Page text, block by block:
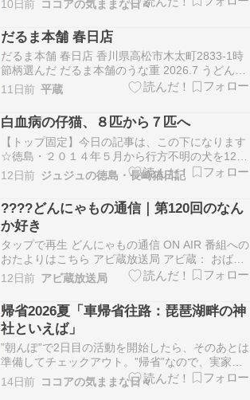
路”を南下したら京都入り。そこにある『マール
ブランシュ ロマンの森』さんで実家へのお土産を
買って、いよいよ高速へ〓。そのまま一気に徳島
へ行く事も出来…
10日前 ココアの気ままな日々
だるま本舗 春日店
だるま本舗 春日店 香川県高松市木太町2833-1時
節柄選んだ だるま本舗のうな重 2026.7 うどん県
香川の高松市春日町にあるだるま本舗 春日店で昼
食をとりました。だるま本舗は、香川県内で飲食
店を展開している贔屓屋が運営する居酒屋です。
これまでに『だるま本舗 円座店』と、閉…
11日前 平蔵
白血病の仔猫、８匹から７匹へ
【トップ固定】今日の記事は、この下になります
☆徳島・２０１４年５月から行方不明の犬を12年
探しています ↑ ↑詳細はWEBサイトに記載してい
ます。（※2026年10月末で閉鎖します。）※２
０２６年５月、行方不明から１２年で、グーちゃ
ん捜索に区切りを付けました。私の足を使っての
捜索…
12日前 ジュジュの徳島・長崎猫日記
????どんにゃもの通信｜第120回のなん
か好き
タップで再生 どんにゃもの通信 ON AIR 番組への
おたよりはこちら アビ蔵放送局 アビ蔵： おばん
です。 アビ蔵： 今日のお題は 「あなたにとっ
て、なんか好きって、どんなものですか？」です
アビ蔵： 徳島県のネコのしっぽさんからのおたよ
りです。 アビ蔵： 好きって「そのまま…
12日前 アビ蔵放送局
帰省2026夏「車帰省往路：琵琶湖畔の神
社といえば」
”朝んぽ”で2日目の活動を開始したら、そのあとは
準備してチェックアウト。”帰省”なので、実家方
面へ進んで行かないとね〓。昨年もそんな事を思
いながら、福井県へ大回りしました（日記参照）
14日前 ココアの気ままな日々